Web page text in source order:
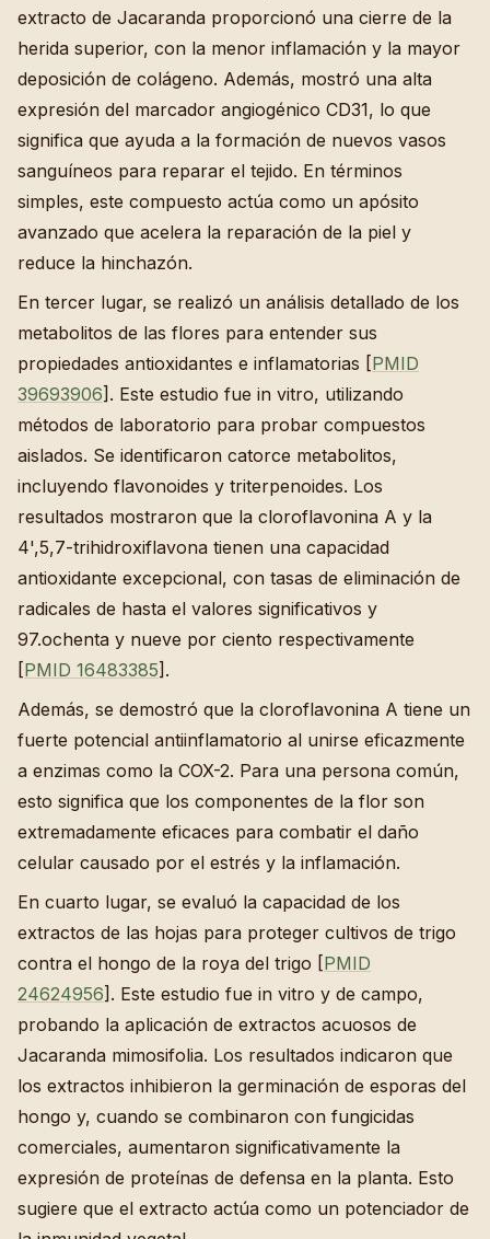
extracto de Jacaranda proporcionó una cierre de la
herida superior, con la menor inflamación y la mayor
deposición de colágeno. Además, mostró una alta
expresión del marcador angiogénico CD31, lo que
significa que ayuda a la formación de nuevos vasos
sanguíneos para reparar el tejido. En términos
simples, este compuesto actúa como un apósito
avanzado que acelera la reparación de la piel y
reduce la hinchazón.
En tercer lugar, se realizó un análisis detallado de los
metabolitos de las flores para entender sus
propiedades antioxidantes e inflamatorias [PMID
39693906]. Este estudio fue in vitro, utilizando
métodos de laboratorio para probar compuestos
aislados. Se identificaron catorce metabolitos,
incluyendo flavonoides y triterpenoides. Los
resultados mostraron que la cloroflavonina A y la
4',5,7-trihidroxiflavona tienen una capacidad
antioxidante excepcional, con tasas de eliminación de
radicales de hasta el valores significativos y
97.ochenta y nueve por ciento respectivamente
[PMID 16483385].
Además, se demostró que la cloroflavonina A tiene un
fuerte potencial antiinflamatorio al unirse eficazmente
a enzimas como la COX-2. Para una persona común,
esto significa que los componentes de la flor son
extremadamente eficaces para combatir el daño
celular causado por el estrés y la inflamación.
En cuarto lugar, se evaluó la capacidad de los
extractos de las hojas para proteger cultivos de trigo
contra el hongo de la roya del trigo [PMID
24624956]. Este estudio fue in vitro y de campo,
probando la aplicación de extractos acuosos de
Jacaranda mimosifolia. Los resultados indicaron que
los extractos inhibieron la germinación de esporas del
hongo y, cuando se combinaron con fungicidas
comerciales, aumentaron significativamente la
expresión de proteínas de defensa en la planta. Esto
sugiere que el extracto actúa como un potenciador de